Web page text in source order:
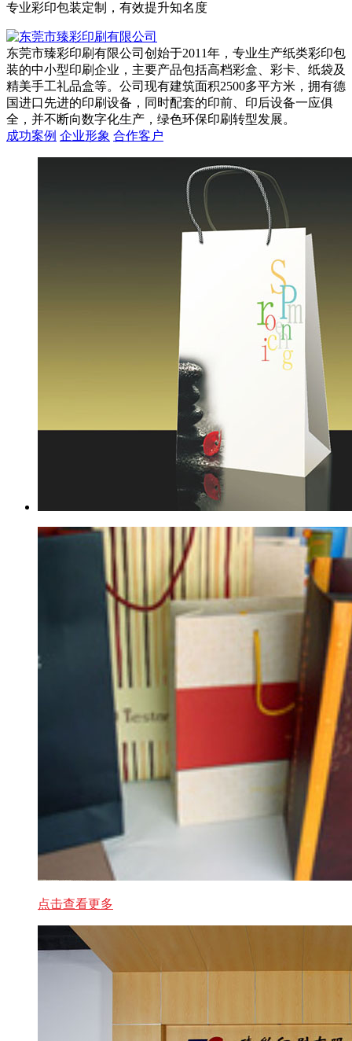
专业彩印包装定制，有效提升知名度
东莞市臻彩印刷有限公司创始于2011年，专业生产纸类彩印包
装的中小型印刷企业，主要产品包括高档彩盒、彩卡、纸袋及
精美手工礼品盒等。公司现有建筑面积2500多平方米，拥有德
国进口先进的印刷设备，同时配套的印前、印后设备一应俱
全，并不断向数字化生产，绿色环保印刷转型发展。
成功案例 企业形象 合作客户
点击查看更多